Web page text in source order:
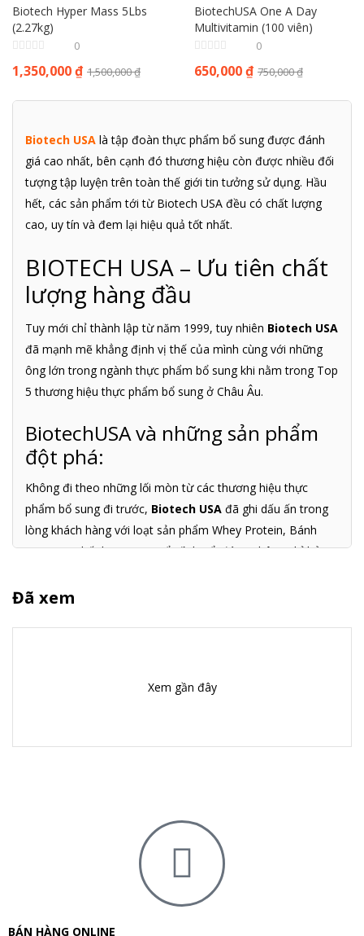
Biotech Hyper Mass 5Lbs
(2.27kg)
0
1,350,000₫ 1,500,000₫
BiotechUSA One A Day
Multivitamin (100 viên)
0
650,000₫ 750,000₫
Biotech USA là tập đoàn thực phẩm bổ sung được đánh
giá cao nhất, bên cạnh đó thương hiệu còn được nhiều đối
tượng tập luyện trên toàn thế giới tin tưởng sử dụng. Hầu
hết, các sản phẩm tới từ Biotech USA đều có chất lượng
cao, uy tín và đem lại hiệu quả tốt nhất.
BIOTECH USA – Ưu tiên chất
lượng hàng đầu
Tuy mới chỉ thành lập từ năm 1999, tuy nhiên Biotech USA
đã mạnh mẽ khẳng định vị thế của mình cùng với những
ông lớn trong ngành thực phẩm bổ sung khi nằm trong Top
5 thương hiệu thực phẩm bổ sung ở Châu Âu.
BiotechUSA và những sản phẩm
đột phá:
Không đi theo những lối mòn từ các thương hiệu thực
phẩm bổ sung đi trước, Biotech USA đã ghi dấu ấn trong
lòng khách hàng với loạt sản phẩm Whey Protein, Bánh
Protein… chất lượng cao nổi đình nổi đám. Không chỉ bởi
còn bởi hương vị độc đáo cuốn hút, không quá ngọt.
Tất nhiên, tất cả các sản phẩm tới từ nhà Biotech USA đều
chạy:
, Creatine… có độ uy tín, chất lượng tốt nhất.
Dưới đây là các sản phẩm bán cháy hàng đến từ thương
bao gồm:
Đã xem
Xem gần đây
BÁN HÀNG ONLINE